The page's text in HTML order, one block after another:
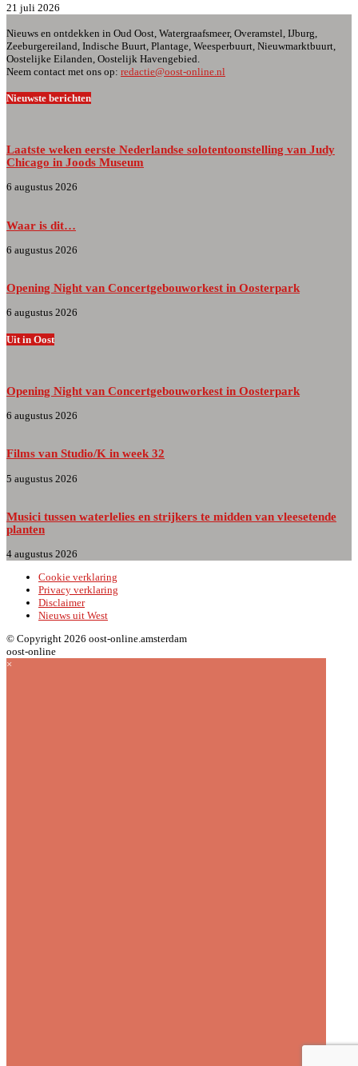
21 juli 2026
Nieuws en ontdekken in Oud Oost, Watergraafsmeer, Overamstel, IJburg,
Zeeburgereiland, Indische Buurt, Plantage, Weesperbuurt, Nieuwmarktbuurt,
Oostelijke Eilanden, Oostelijk Havengebied.
Neem contact met ons op: redactie@oost-online.nl
Nieuwste berichten
Laatste weken eerste Nederlandse solotentoonstelling van Judy
Chicago in Joods Museum
6 augustus 2026
Waar is dit…
6 augustus 2026
Opening Night van Concertgebouworkest in Oosterpark
6 augustus 2026
Uit in Oost
Opening Night van Concertgebouworkest in Oosterpark
6 augustus 2026
Films van Studio/K in week 32
5 augustus 2026
Musici tussen waterlelies en strijkers te midden van vleesetende
planten
4 augustus 2026
Cookie verklaring
Privacy verklaring
Disclaimer
Nieuws uit West
© Copyright 2026 oost-online.amsterdam
oost-online
×